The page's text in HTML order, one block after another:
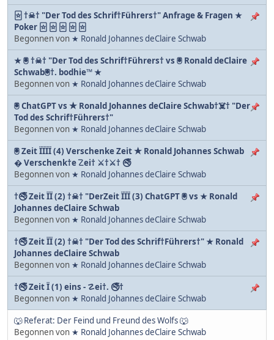
🃟 †☠† "Der Tod des Schrif†Führers†" Anfrage & Fragen ★
Poker 🃟 🃟 🃟 🃟 🃟
Begonnen von ★ Ronald Johannes deClaire Schwab
★ 🖲 †☠† "Der Tod des Schrif†Führers† vs 🖲 Ronald deClaire
Schwab🖲†. bodhie™ ★
Begonnen von ★ Ronald Johannes deClaire Schwab
🖲 ChatGPT vs ★ Ronald Johannes deClaire Schwab†☠† "Der
Tod des Schrif†Führers†"
Begonnen von ★ Ronald Johannes deClaire Schwab
🖲 Zeit ÏÏÏÏ (4) Verschenke Zeit ★ Ronald Johannes Schwab
� Verschenk†e ☡ei† ⚔†⚔† 🚭
Begonnen von ★ Ronald Johannes deClaire Schwab
†🚭 Zeit ÏÏ (2) †☠† "DerZeit ÏÏÏ (3) ChatGPT 🖲 vs ★ Ronald
Johannes deClaire Schwab
Begonnen von ★ Ronald Johannes deClaire Schwab
†🚭 Zeit ÏÏ (2) †☠† "Der Tod des Schrif†Führers†" ★ Ronald
Johannes deClaire Schwab
Begonnen von ★ Ronald Johannes deClaire Schwab
†🚭 Zeit Ï (1) eins - ☡ei†. 🚭†
Begonnen von ★ Ronald Johannes deClaire Schwab
🐺 Referat: Der Feind und Freund des Wolfs 🐺
Begonnen von ★ Ronald Johannes deClaire Schwab